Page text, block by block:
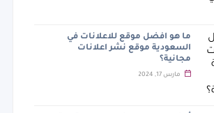
ما هو افضل موقع للاعلانات في
السعودية موقع نشر اعلانات
مجانية؟
مارس 17, 2024